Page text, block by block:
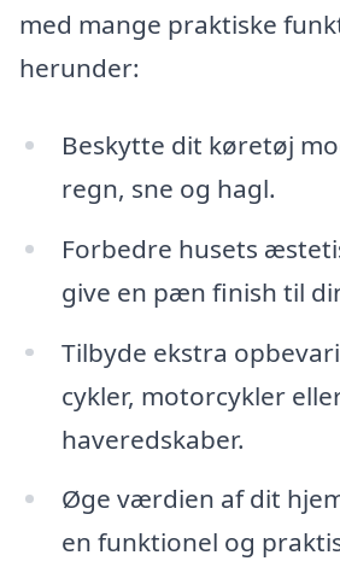
med mange praktiske
herunder:
Beskytte dit køretøj
regn, sne og hagl.
Forbedre husets
give en pæn finish til
Tilbyde ekstra
cykler, motorcykler
haveredskaber.
Øge værdien af dit
en funktionel og